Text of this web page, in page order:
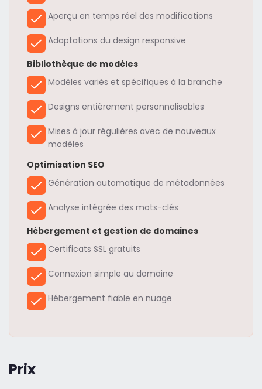
Aperçu en temps réel des modifications
Adaptations du design responsive
Bibliothèque de modèles
Modèles variés et spécifiques à la branche
Designs entièrement personnalisables
Mises à jour régulières avec de nouveaux
modèles
Optimisation SEO
Génération automatique de métadonnées
Analyse intégrée des mots-clés
Hébergement et gestion de domaines
Certificats SSL gratuits
Connexion simple au domaine
Hébergement fiable en nuage
Prix